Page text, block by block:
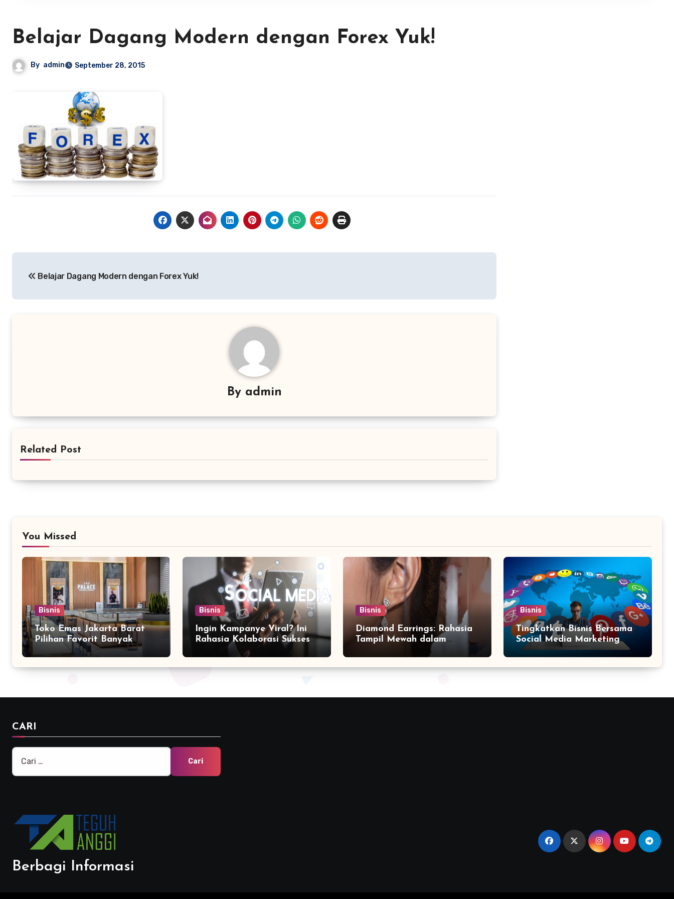
Belajar Dagang Modern dengan Forex Yuk!
By admin September 28, 2015
pos Belajar Dagang Modern dengan Forex Yuk!
By admin
Related Post
You Missed
Bisnis
Toko Emas Jakarta Barat
Pilihan Favorit Banyak
Bisnis
Ingin Kampanye Viral? Ini
Rahasia Kolaborasi Sukses
Bersama Social Media
Marketing Agency
Bisnis
Diamond Earrings: Rahasia
Tampil Mewah dalam
Sekejap yang Jarang
Diketahui
Bisnis
Tingkatkan Bisnis Bersama
Social Media Marketing
Agency
CARI
Cari
untuk:
Berbagi Informasi